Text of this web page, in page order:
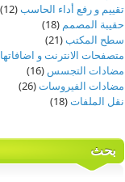
تقييم و رفع أداء الحاسب(12)
حقيبة المصمم (18)
سطح المكتب(21)
متصفحات الانترنت و اضافاتها
مضادات التجسس (16)
مضادات الفيروسات(26)
نقل الملفات(18)
بحث